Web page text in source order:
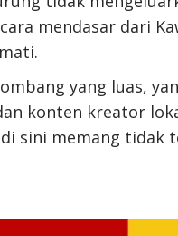
mendasar dari
yang luas,
konten kreator
sini memang tidak